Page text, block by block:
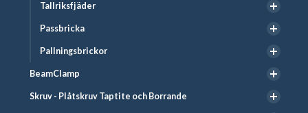
Tallriksfjäder
Passbricka
Pallningsbrickor
BeamClamp
Skruv - Plåtskruv Taptite och Borrande